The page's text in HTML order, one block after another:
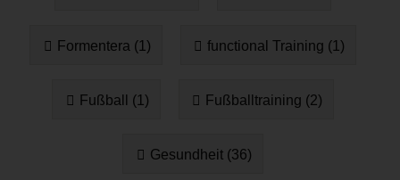
Formentera (1) functional Training (1)
Fußball (1) Fußballtraining (2)
Gesundheit (36)